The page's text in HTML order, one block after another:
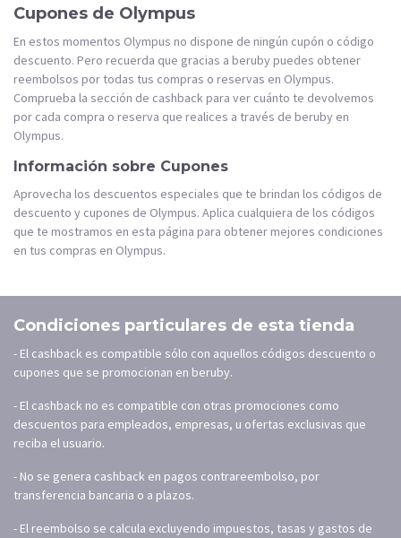
Cupones de Olympus
En estos momentos Olympus no dispone de ningún cupón o código
descuento. Pero recuerda que gracias a beruby puedes obtener
reembolsos por todas tus compras o reservas en Olympus.
Comprueba la sección de cashback para ver cuánto te devolvemos
por cada compra o reserva que realices a través de beruby en
Olympus.
Información sobre Cupones
Aprovecha los descuentos especiales que te brindan los códigos de
descuento y cupones de Olympus. Aplica cualquiera de los códigos
que te mostramos en esta página para obtener mejores condiciones
en tus compras en Olympus.
Condiciones particulares de esta tienda
- El cashback es compatible sólo con aquellos códigos descuento o
cupones que se promocionan en beruby.
- El cashback no es compatible con otras promociones como
descuentos para empleados, empresas, u ofertas exclusivas que
reciba el usuario.
- No se genera cashback en pagos contrareembolso, por
transferencia bancaria o a plazos.
- El reembolso se calcula excluyendo impuestos, tasas y gastos de